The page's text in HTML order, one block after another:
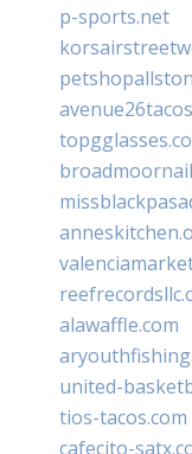
p-sports.net
alawaffle.com
united-
tios-tacos.com
cafecito-